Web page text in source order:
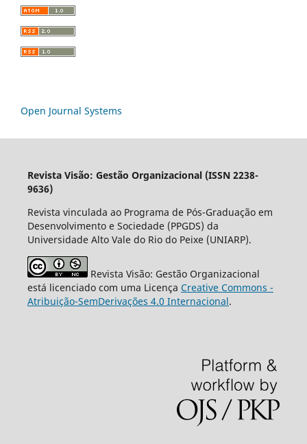
Open Journal Systems
Revista Visão: Gestão Organizacional (ISSN 2238-
9636)
Revista vinculada ao Programa de Pós-Graduação em
Desenvolvimento e Sociedade (PPGDS) da
Universidade Alto Vale do Rio do Peixe (UNIARP).
Revista Visão: Gestão Organizacional
está licenciado com uma Licença Creative Commons -
Atribuição-SemDerivações 4.0 Internacional.